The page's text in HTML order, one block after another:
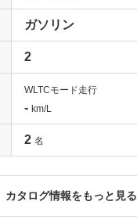
ガソリン
2
WLTCモード走行
- km/L
2 名
カタログ情報をもっと見る